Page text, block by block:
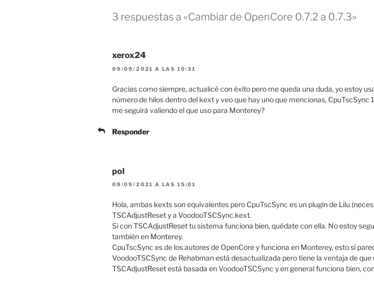
3 respuestas a «Cambiar de OpenCore 0.7.2 a 0.7.3»
xerox24
09/09/2021 A LAS 10:31
Gracias como siempre, actualicé con éxito pero me queda una duda, yo estoy
número de hilos dentro del kext y veo que hay uno que mencionas,
me seguirá valiendo el que uso para Monterey?
Responder
pol
09/09/2021 A LAS 15:01
Hola, ambas kexts son equivalentes pero CpuTscSync es un plugin de Lilu
TSCAdjustReset y a VoodooTSCSync.kext.
Si con TSCAdjustReset tu sistema funciona bien, quédate con ella. No estoy
también en Monterey.
CpuTscSync es de los autores de OpenCore y funciona en Monterey, esto sí
VoodooTSCSync de Rehabman está desactualizada pero tiene la ventaja de
TSCAdjustReset está basada en VoodooTSCSync y en general funciona bien,